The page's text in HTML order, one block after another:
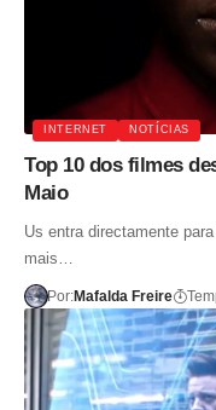
INTERNET NOTÍCIAS
Top 10 dos filmes
Maio
Us entra directamente
mais…
Por:Mafalda Freire